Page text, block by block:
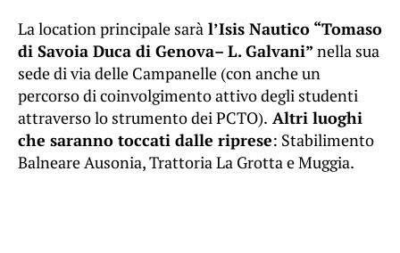
La location principale sarà l’Isis Nautico “Tomaso
di Savoia Duca di Genova– L. Galvani” nella sua
sede di via delle Campanelle (con anche un
percorso di coinvolgimento attivo degli studenti
attraverso lo strumento dei PCTO). Altri luoghi
che saranno toccati dalle riprese: Stabilimento
Balneare Ausonia, Trattoria La Grotta e Muggia.